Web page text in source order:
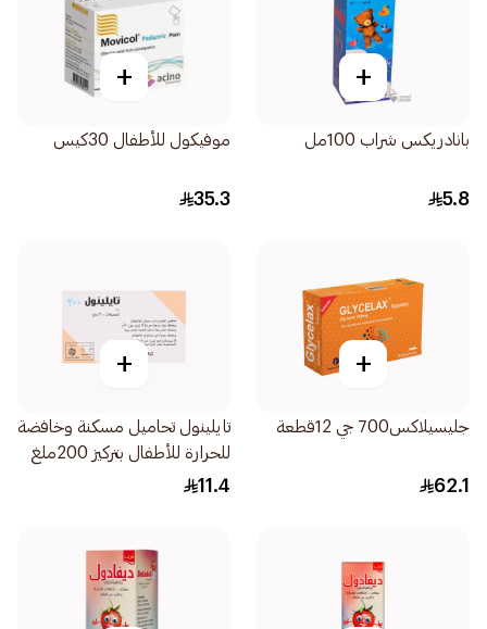
+
بانادريكس شراب 100مل
5.8
+
موفيكول للأطفال 30كيس
35.3
+
جليسيلاكس700 جي 12قطعة
62.1
+
تايلينول تحاميل مسكنة وخافضة
للحرارة للأطفال بتركيز 200ملغ
10قطع
11.4